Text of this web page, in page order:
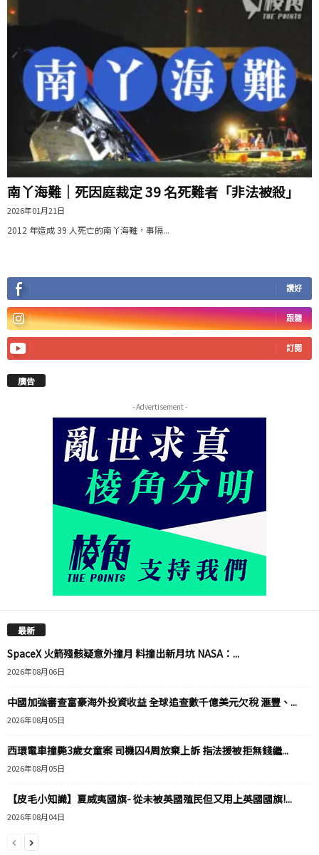
南丫海難｜死因庭裁定 39 名死難者「非法被殺」
2026年01月21日
2012 年造成 39 人死亡的南丫海難，事隔...
讚好
跟隨
訂閱
廣告
- Advertisement -
最新
SpaceX 火箭殘骸疑意外撞月 料撞出新月坑 NASA：...
2026年08月06日
中國加強審查富豪海外投資收益 全球追查數千億美元欠稅 滙豐、...
2026年08月05日
西環電車撞斃3歲女童案 司機囚4周放棄上訴 指法援被拒無錢繼...
2026年08月05日
【皮毛小知識】夏威夷國旗- 從未被英國殖民但又用上英國國旗!...
2026年08月04日